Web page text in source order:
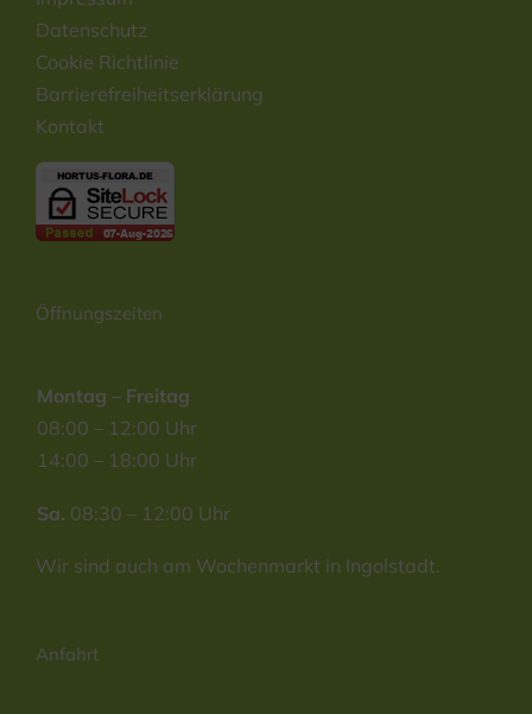
Datenschutz
Cookie Richtlinie
Barrierefreiheitserklärung
Kontakt
Öffnungszeiten
Montag – Freitag
08:00 – 12:00 Uhr
14:00 – 18:00 Uhr
Sa. 08:30 – 12:00 Uhr
Wir sind auch am Wochenmarkt in Ingolstadt.
Anfahrt